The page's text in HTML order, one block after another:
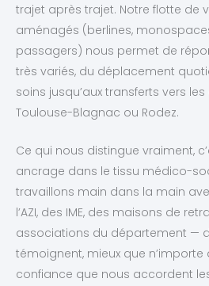
trajet après trajet. Notre flotte de
aménagés (berlines,
passagers) nous permet de
très variés, du déplacement
soins jusqu’aux transferts vers
Toulouse-Blagnac ou Rodez.
Ce qui nous distingue vraiment,
ancrage dans le tissu médico-
travaillons main dans la main
l’AZI, des IME, des maisons de
associations du département —
témoignent, mieux que
confiance que nous accordent